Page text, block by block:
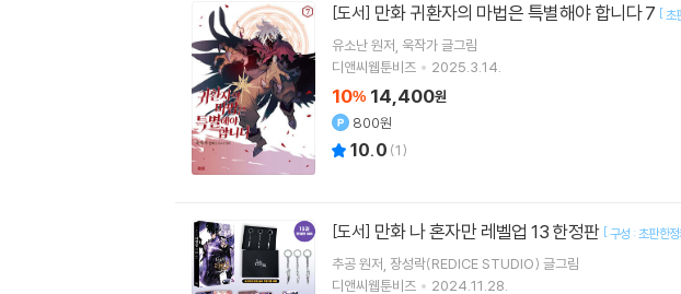
[도서] 만화 귀환자의 마법은 특별해야 합니다 7 [초
유소난원저 욱작가글그림
디앤씨웹툰비즈
2025.3.14.
10% 14,400원
800원
10.0 (1)
[도서] 만화 나 혼자만 레벨업 13 한정판 [구성 : 초판한
추공원저 장성락(REDICE STUDIO) 글그림
디앤씨웹툰비즈
2024.11.28.